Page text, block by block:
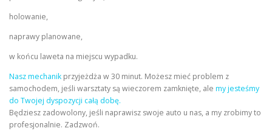
holowanie,
naprawy planowane,
w końcu laweta na miejscu wypadku.
Nasz mechanik przyjeżdża w 30 minut. Możesz mieć problem z
samochodem, jeśli warsztaty są wieczorem zamknięte, ale my jesteśmy
do Twojej dyspozycji całą dobę.
Będziesz zadowolony, jeśli naprawisz swoje auto u nas, a my zrobimy to
profesjonalnie. Zadzwoń.